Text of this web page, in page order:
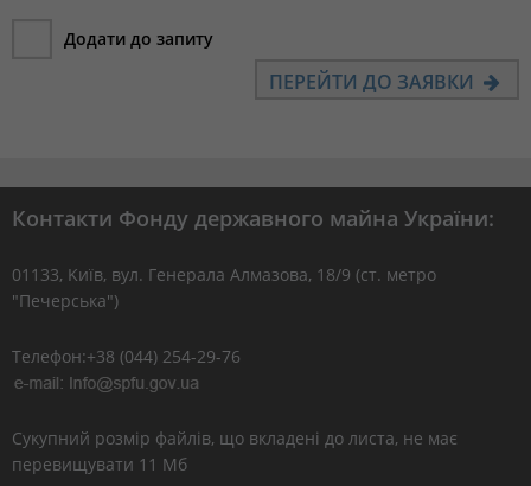
Додати до запиту
ПЕРЕЙТИ ДО ЗАЯВКИ
Контакти Фонду державного майна України:
01133, Kиїв, вул. Генерала Алмазова, 18/9 (ст. метро
"Печерська")
Телефон:+38 (044) 254-29-76
Сукупний розмір файлів, що вкладені до листа, не має
перевищувати 11 Мб